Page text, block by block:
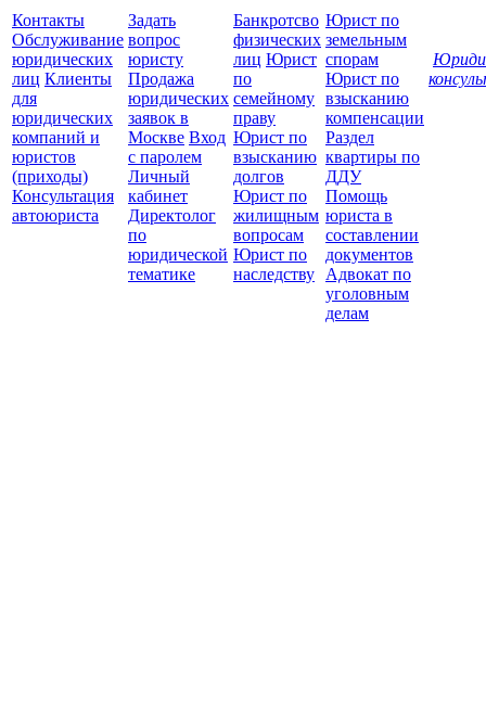
Контакты
Обслуживание
юридических
лиц Клиенты
для
юридических
компаний и
юристов
(приходы)
Консультация
автоюриста
Задать
вопрос
юристу
Продажа
юридических
заявок в
Москве Вход
с паролем
Личный
кабинет
Директолог
по
юридической
тематике
Банкротсво
физических
лиц Юрист
по
семейному
праву
Юрист по
взысканию
долгов
Юрист по
жилищным
вопросам
Юрист по
наследству
Юрист по
земельным
спорам
Юрист по
взысканию
компенсации
Раздел
квартиры по
ДДУ
Помощь
юриста в
составлении
документов
Адвокат по
уголовным
делам